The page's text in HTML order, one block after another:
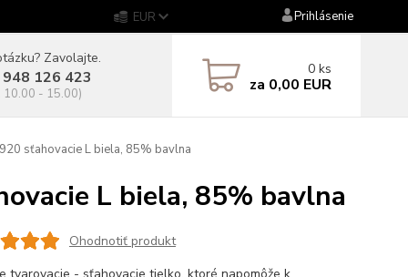
EUR Prihlásenie
Zavolajte.
126 423
10.00 - 15.00)
0 ks
za 0,00 EUR
sťahovacie L biela, 85% bavlna
L biela, 85% bavlna
Ohodnotiť produkt